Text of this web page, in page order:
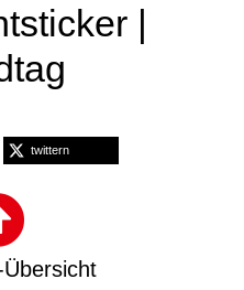
|
twittern